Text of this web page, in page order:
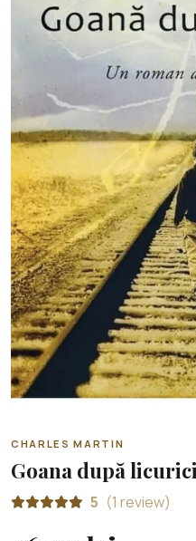
CHARLES MARTIN
Goana după licurici
5 (1 review)